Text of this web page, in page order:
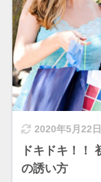
2020年5月22日
ドキドキ！！
の誘い方